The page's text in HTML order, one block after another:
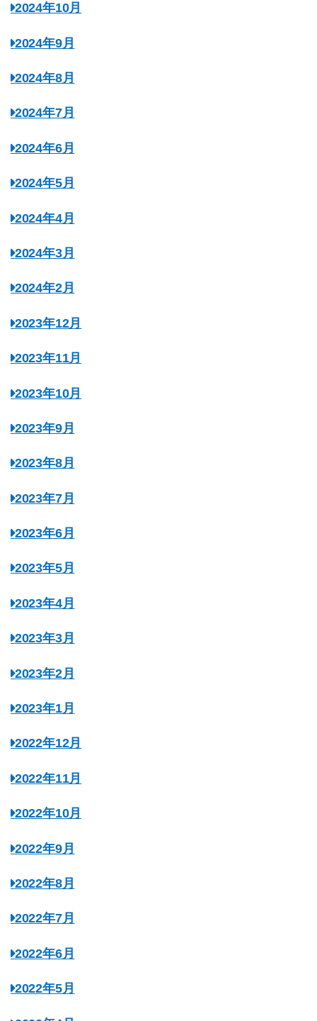
2024年10月
2024年9月
2024年8月
2024年7月
2024年6月
2024年5月
2024年4月
2024年3月
2024年2月
2023年12月
2023年11月
2023年10月
2023年9月
2023年8月
2023年7月
2023年6月
2023年5月
2023年4月
2023年3月
2023年2月
2023年1月
2022年12月
2022年11月
2022年10月
2022年9月
2022年8月
2022年7月
2022年6月
2022年5月